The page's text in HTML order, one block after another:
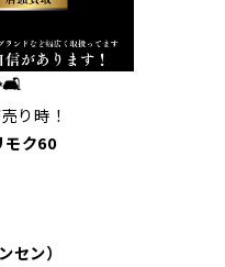
り時！
ク60
ン）